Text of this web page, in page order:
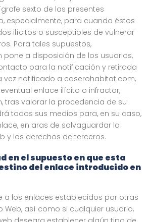
sexto de las presentes
especialmente, para cuando éstos
ilícitos o susceptibles de vulnerar
Para tales supuestos,
a disposición de los usuarios,
para la notificación y retirada
vez notificado a caserohabitat.com,
enlace ilícito o infractor,
tras valorar la procedencia de su
todos sus medios para, en su caso,
en aras de salvaguardar la
y los derechos de terceros.
en el supuesto en que esta
del enlace introducido en
a los enlaces establecidos por otras
Web, así como si cualquier usuario,